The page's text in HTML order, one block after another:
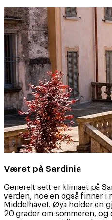
Været på Sardinia
Generelt sett er klimaet på
verden, noe en også finner i
Middelhavet. Øya holder en
20 grader om sommeren, og